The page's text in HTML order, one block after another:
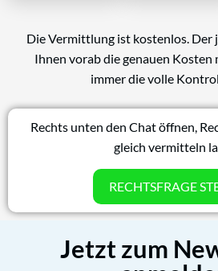
Die Vermittlung ist kostenlos. Der
Ihnen vorab die genauen Kosten
immer die volle
Rechts unten den Chat öffnen,
gleich vermitteln
RECHTSFRAGE
Jetzt zum